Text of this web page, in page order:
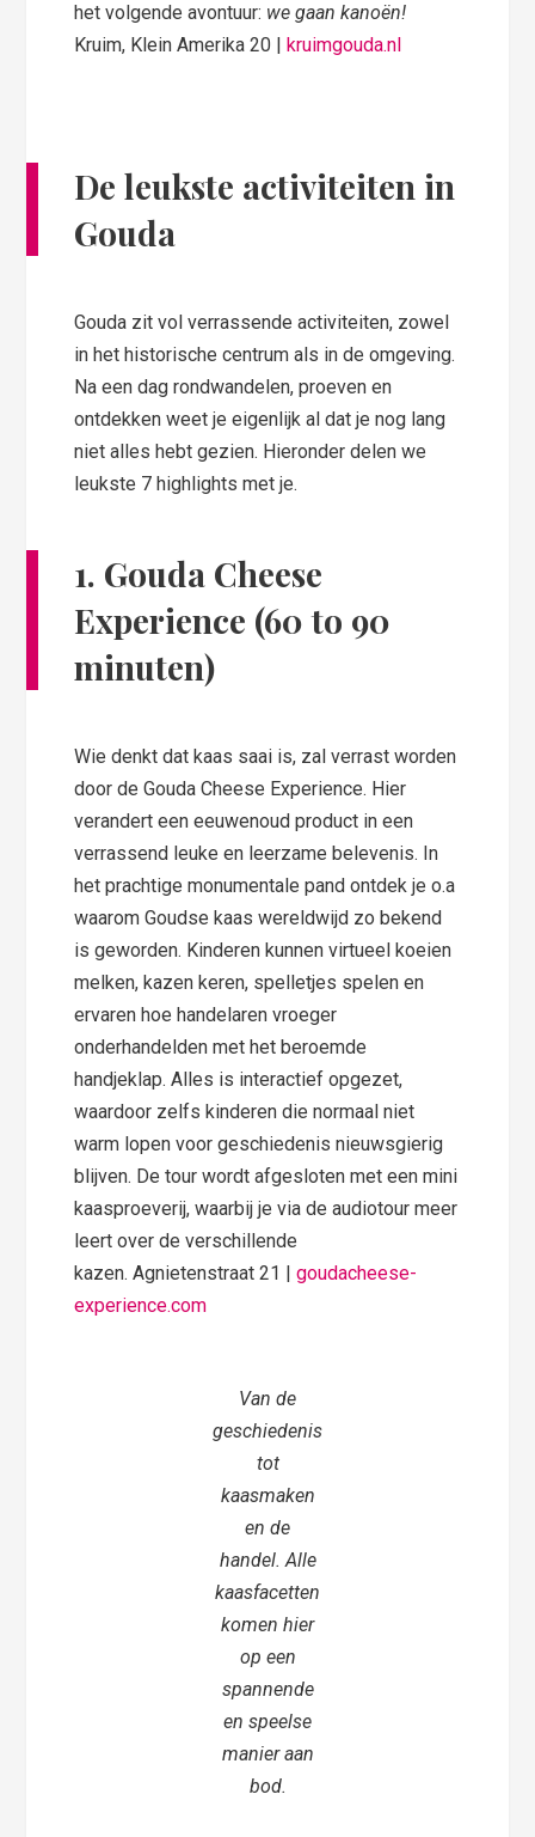
het volgende avontuur: we gaan kanoën!
Kruim, Klein Amerika 20 | kruimgouda.nl
De leukste activiteiten in
Gouda
Gouda zit vol verrassende activiteiten, zowel
in het historische centrum als in de omgeving.
Na een dag rondwandelen, proeven en
ontdekken weet je eigenlijk al dat je nog lang
niet alles hebt gezien. Hieronder delen we
leukste 7 highlights met je.
1. Gouda Cheese
Experience (60 to 90
minuten)
Wie denkt dat kaas saai is, zal verrast worden
door de Gouda Cheese Experience. Hier
verandert een eeuwenoud product in een
verrassend leuke en leerzame belevenis. In
het prachtige monumentale pand ontdek je o.a
waarom Goudse kaas wereldwijd zo bekend
is geworden. Kinderen kunnen virtueel koeien
melken, kazen keren, spelletjes spelen en
ervaren hoe handelaren vroeger
onderhandelden met het beroemde
handjeklap. Alles is interactief opgezet,
waardoor zelfs kinderen die normaal niet
warm lopen voor geschiedenis nieuwsgierig
blijven. De tour wordt afgesloten met een mini
kaasproeverij, waarbij je via de audiotour meer
leert over de verschillende
kazen. Agnietenstraat 21 |goudacheese-
experience.com
Van de
geschiedenis
tot
kaasmaken
en de
handel. Alle
kaasfacetten
komen hier
op een
spannende
en speelse
manier aan
bod.